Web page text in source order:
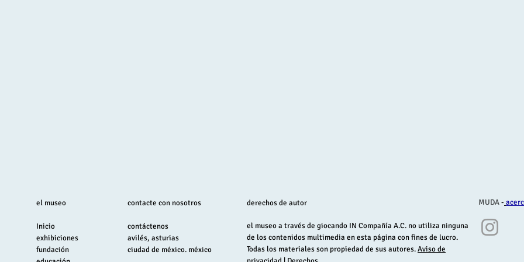
el museo
Inicio
exhibiciones
fundación
contacte con nosotros
contáctenos
avilés, asturias
ciudad de méxico. méxico
derechos de autor
el museo a través de giocando IN Compañía A.C. no utiliza ninguna
de los contenidos multimedia en esta página con fines de lucro.
Todas los materiales son propiedad de sus autores.Aviso de
MUDA-